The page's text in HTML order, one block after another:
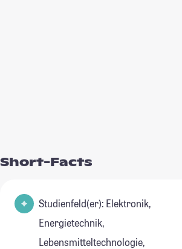
Short-Facts
Studienfeld(er): Elektronik,
Energietechnik,
Lebensmitteltechnologie,